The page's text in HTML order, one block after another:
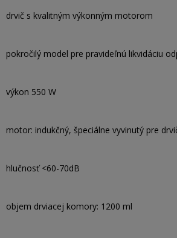
drvič s kvalitným výkonným motorom
pokročilý model pre pravideľnú likvidáciu
výkon 550 W
motor: indukčný, špeciálne vyvinutý pre
hlučnosť <60-70dB
objem drviacej komory: 1200 ml